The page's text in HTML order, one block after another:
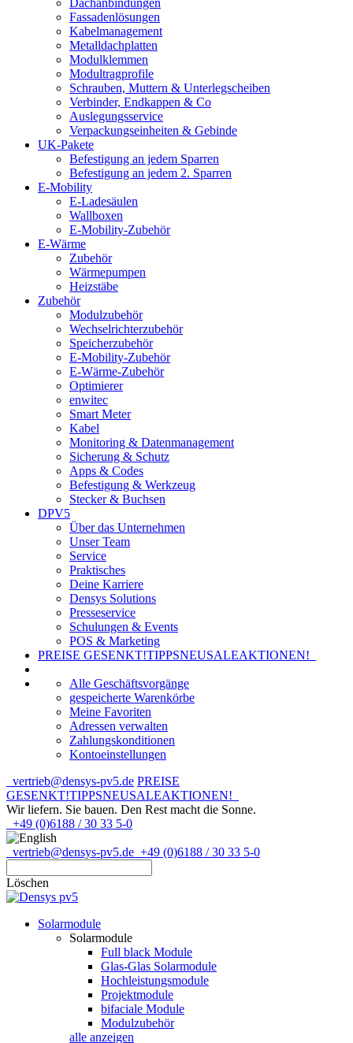
Fassadenlösungen
Kabelmanagement
Metalldachplatten
Modulklemmen
Modultragprofile
Schrauben, Muttern & Unterlegscheiben
Verbinder, Endkappen & Co
Auslegungsservice
Verpackungseinheiten & Gebinde
UK-Pakete
Befestigung an jedem Sparren
Befestigung an jedem 2. Sparren
E-Mobility
E-Ladesäulen
Wallboxen
E-Mobility-Zubehör
E-Wärme
Zubehör
Wärmepumpen
Heizstäbe
Zubehör
Modulzubehör
Wechselrichterzubehör
Speicherzubehör
E-Mobility-Zubehör
E-Wärme-Zubehör
Optimierer
enwitec
Smart Meter
Kabel
Monitoring & Datenmanagement
Sicherung & Schutz
Apps & Codes
Befestigung & Werkzeug
Stecker & Buchsen
DPV5
Über das Unternehmen
Unser Team
Service
Praktisches
Deine Karriere
Densys Solutions
Presseservice
Schulungen & Events
POS & Marketing
PREISE GESENKT!TIPPSNEUSALEAKTIONEN!
Alle Geschäftsvorgänge
gespeicherte Warenkörbe
Meine Favoriten
Adressen verwalten
Zahlungskonditionen
Kontoeinstellungen
vertrieb@densys-pv5.de PREISE
GESENKT!TIPPSNEUSALEAKTIONEN!
Wir liefern. Sie bauen. Den Rest macht die Sonne.
+49 (0)6188 / 30 33 5-0
vertrieb@densys-pv5.de +49 (0)6188 / 30 33 5-0
Löschen
Solarmodule
Solarmodule
Full black Module
Glas-Glas Solarmodule
Hochleistungsmodule
Projektmodule
bifaciale Module
Modulzubehör
alle anzeigen